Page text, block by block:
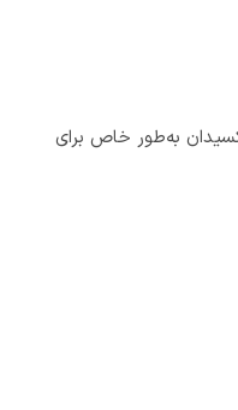
این اکسیدان به‌طور خاص برای